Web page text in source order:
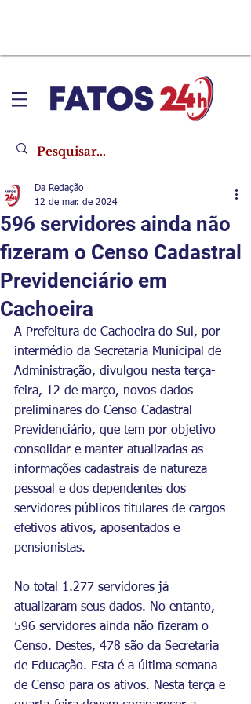
596 servidores ainda não
fizeram o Censo Cadastral
Previdenciário em
Cachoeira
Da Redação
12 de mar. de 2024
A Prefeitura de Cachoeira do Sul, por
intermédio da Secretaria Municipal de
Administração, divulgou nesta terça-
feira, 12 de março, novos dados
preliminares do Censo Cadastral
Previdenciário, que tem por objetivo
consolidar e manter atualizadas as
informações cadastrais de natureza
pessoal e dos dependentes dos
servidores públicos titulares de cargos
efetivos ativos, aposentados e
pensionistas.
No total 1.277 servidores já
atualizaram seus dados. No entanto,
596 servidores ainda não fizeram o
Censo. Destes, 478 são da Secretaria
de Educação. Esta é a última semana
de Censo para os ativos. Nesta terça e